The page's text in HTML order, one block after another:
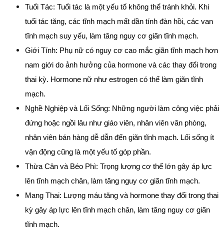
Tuổi Tác: Tuổi tác là một yếu tố không thể tránh khỏi. Khi
tuổi tác tăng, các tĩnh mạch mất dần tính đàn hồi, các van
tĩnh mạch suy yếu, làm tăng nguy cơ giãn tĩnh mạch.
Giới Tính: Phụ nữ có nguy cơ cao mắc giãn tĩnh mạch hơn
nam giới do ảnh hưởng của hormone và các thay đổi trong
thai kỳ. Hormone nữ như estrogen có thể làm giãn tĩnh
mạch.
Nghề Nghiệp và Lối Sống: Những người làm công việc phải
đứng hoặc ngồi lâu như giáo viên, nhân viên văn phòng,
nhân viên bán hàng dễ dẫn đến giãn tĩnh mạch. Lối sống ít
vận động cũng là một yếu tố góp phần.
Thừa Cân và Béo Phì: Trọng lượng cơ thể lớn gây áp lực
lên tĩnh mạch chân, làm tăng nguy cơ giãn tĩnh mạch.
Mang Thai: Lượng máu tăng và hormone thay đổi trong thai
kỳ gây áp lực lên tĩnh mạch chân, làm tăng nguy cơ giãn
tĩnh mạch.